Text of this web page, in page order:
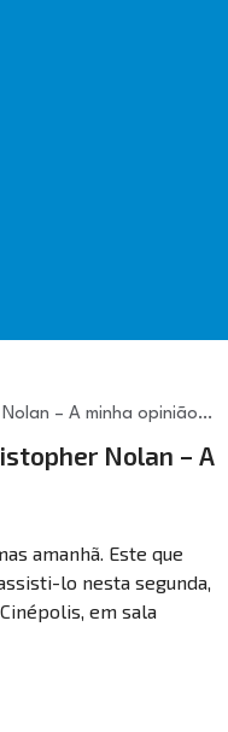
Nolan – A
amanhã. Este que
lo nesta segunda,
em sala